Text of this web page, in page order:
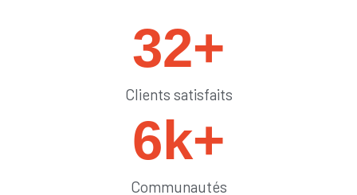
32+
Clients satisfaits
6k+
Communautés